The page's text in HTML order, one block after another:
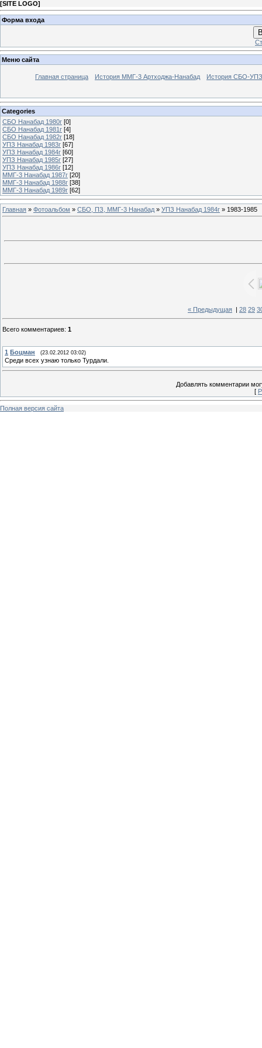
[SITE LOGO]
Форма входа
Меню сайта
Главная страница История ММГ-3 Артходжа-Нанабад История СБО-УПЗ
Categories
СБО Нанабад 1980г [0]
СБО Нанабад 1981г [4]
СБО Нанабад 1982г [18]
УПЗ Нанабад 1983г [67]
УПЗ Нанабад 1984г [60]
УПЗ Нанабад 1985г [27]
УПЗ Нанабад 1986г [12]
ММГ-3 Нанабад 1987г [20]
ММГ-3 Нанабад 1988г [38]
ММГ-3 Нанабад 1989г [62]
Главная » Фотоальбом » СБО, ПЗ, ММГ-3 Нанабад » УПЗ Нанабад 1984г » 1983-1985
« Предыдущая 28 29
Всего комментариев: 1
1 Боцман (23.02.2012 03:02)
Среди всех узнаю только Турдали.
Добавлять комментарии
[
Полная версия сайта